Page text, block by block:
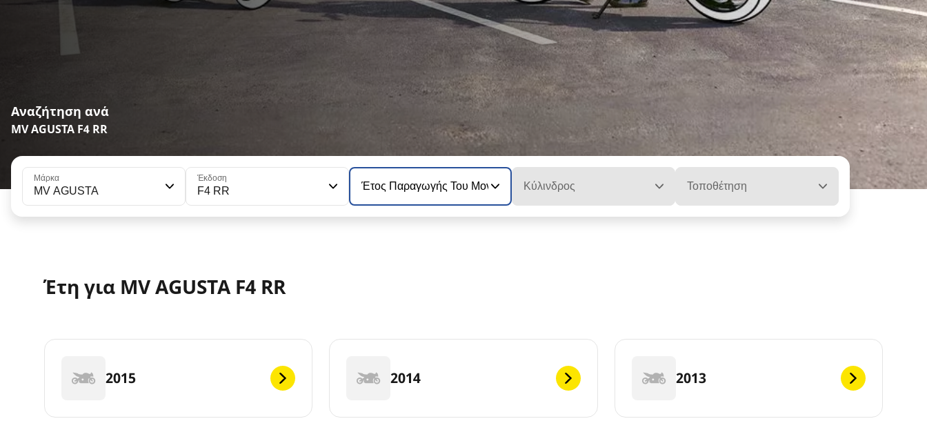
Αναζήτηση ανά
MV AGUSTA F4 RR
Μάρκα
MV AGUSTA
Έκδοση
F4 RR Έτος Παραγωγής Του Μοντέλου Κύλινδρος Τοποθέτηση
Έτη για MV AGUSTA F4 RR
2015 2014 2013